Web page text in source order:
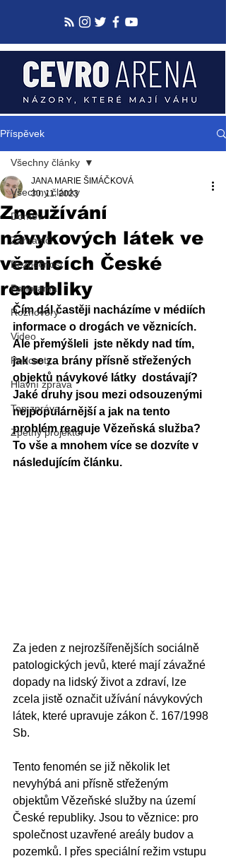
Příspěvek
Všechny články
Domov
Zahraničí
Bezpečnost
Panorama
Rozhovory
Video
Podcasty
Hlavní zpráva
Top zpráva
Zpětný projektor
Všechny články
Zneužívání
návykových látek ve
věznicích České
republiky
JANA MARIE ŠIMÁČKOVÁ
30. 11. 2023
Čím dál častěji nacházíme v médiích
informace o drogách ve věznicích.
Ale přemýšleli  jste někdy nad tím,
jak se za brány přísně střežených
objektů návykové látky  dostávají?
Jaké druhy jsou mezi odsouzenými
nejpopulárnější a jak na tento
problém reaguje Vězeňská služba?
To vše a mnohem více se dozvíte v
následujícím článku.
Za jeden z nejrozšířenějších sociálně
patologických jevů, které mají závažné
dopady na lidský život a zdraví, lze
zcela jistě označit užívání návykových
látek, které upravuje zákon č. 167/1998
Sb.
Tento fenomén se již několik let
nevyhýbá ani přísně střeženým
objektům Vězeňské služby na území
České republiky. Jsou to věznice: pro
společnost uzavřené areály budov a
pozemků. I přes speciální režim vstupu